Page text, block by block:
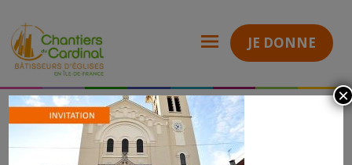
JE DONNE
Chantiers
du
slider_pavillons-sous-bois_754x340
SLIDER_PAVILLONS-SOUS-
BOIS_754X340
×